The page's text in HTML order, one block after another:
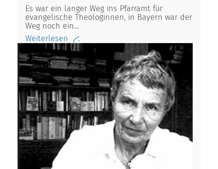
Es war ein langer Weg ins Pfarramt für
evangelische Theologinnen, in Bayern war der
Weg noch ein…
Weiterlesen